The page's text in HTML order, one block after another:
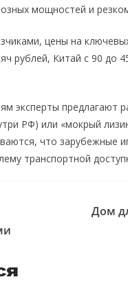
мощностей и
цены на
рублей, Китай с 90 до
эксперты предлагают
РФ) или «мокрый
что зарубежные
транспортной
Дом